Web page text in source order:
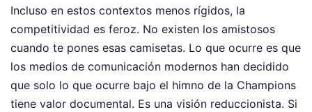
Incluso en estos contextos menos rígidos, la
competitividad es feroz. No existen los amistosos
cuando te pones esas camisetas. Lo que ocurre es que
los medios de comunicación modernos han decidido
que solo lo que ocurre bajo el himno de la Champions
tiene valor documental. Es una visión reduccionista. Si